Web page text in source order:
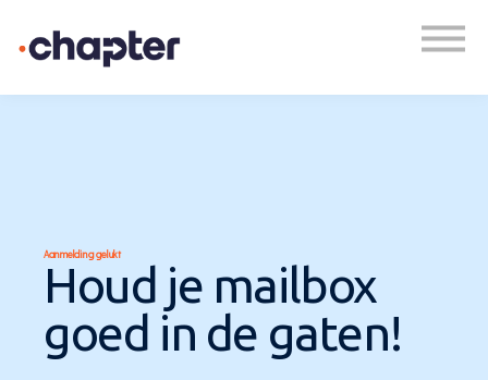
Plan een gesprek
Aanmelding gelukt
Houd je mailbox
goed in de gaten!